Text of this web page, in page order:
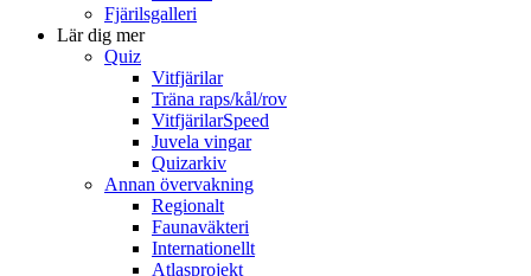
Fjärilsgalleri
Lär dig mer
Quiz
Vitfjärilar
Träna raps/kål/rov
VitfjärilarSpeed
Juvela vingar
Quizarkiv
Annan övervakning
Regionalt
Faunaväkteri
Internationellt
Atlasprojekt